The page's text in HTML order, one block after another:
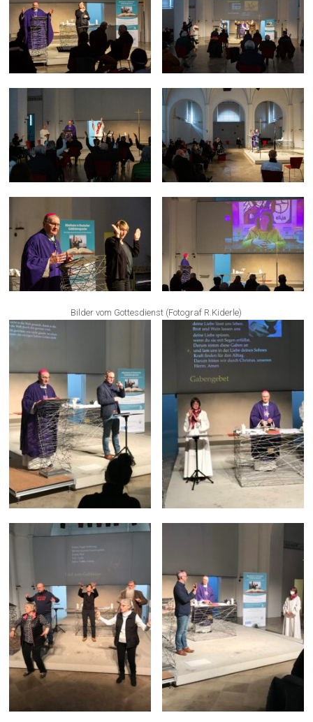
Bilder vom Gottesdienst (Fotograf R.Kiderle)